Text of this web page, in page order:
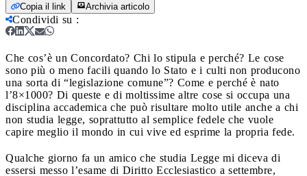
Copia il link Archivia articolo
Condividi su :
Che cos’è un Concordato? Chi lo stipula e perché? Le cose
sono più o meno facili quando lo Stato e i culti non producono
una sorta di “legislazione comune”? Come e perché è nato
l’8×1000? Di queste e di moltissime altre cose si occupa una
disciplina accademica che può risultare molto utile anche a chi
non studia legge, soprattutto al semplice fedele che vuole
capire meglio il mondo in cui vive ed esprime la propria fede.
Qualche giorno fa un amico che studia Legge mi diceva di
essersi messo l’esame di Diritto Ecclesiastico a settembre,